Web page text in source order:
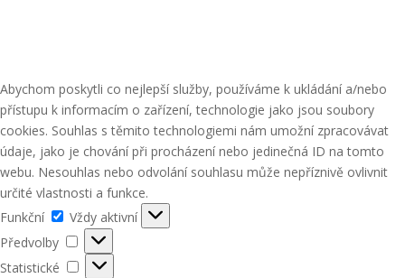
Abychom poskytli co nejlepší služby, používáme k ukládání a/nebo
přístupu k informacím o zařízení, technologie jako jsou soubory
cookies. Souhlas s těmito technologiemi nám umožní zpracovávat
údaje, jako je chování při procházení nebo jedinečná ID na tomto
webu. Nesouhlas nebo odvolání souhlasu může nepříznivě ovlivnit
určité vlastnosti a funkce.
Funkční
Funkční
Vždy aktivní
Předvolby
Předvolby
Statistické
Statistické